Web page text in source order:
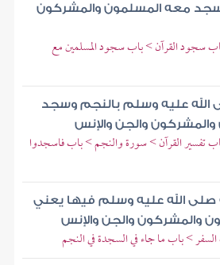
معه المسلمون والمشركون
سجود القرآن > باب سجود المسلمين مع
الله عليه وسلم بالنجم وسجد
والجن والإنس
تفسير القرآن > سورة والنجم > باب فاسجدوا
صلى الله عليه وسلم فيها يعني
والمشركون والجن والإنس
> باب ما جاء في السجدة في النجم